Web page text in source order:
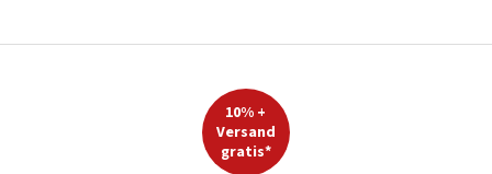
10% +
Versand
gratis*